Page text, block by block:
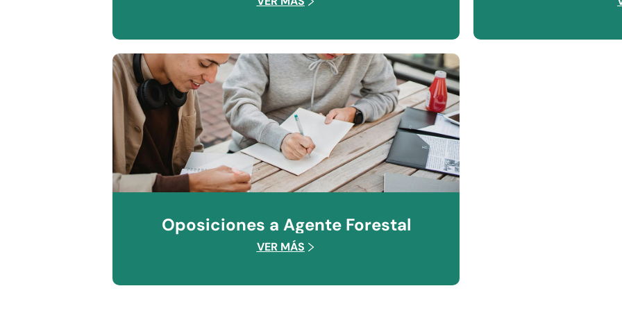
Oposiciones a Agente Forestal
VER MÁS